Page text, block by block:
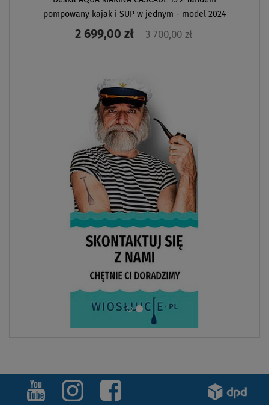
pompowany kajak i SUP w jednym - model 2024
2 699,00 zł 3 700,00 zł
ZOBACZ